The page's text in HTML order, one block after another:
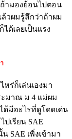
ถ้ามองย้อนไปตอน
วผมรู้สึกว่าถ้าผม
ด้เลยเป็นแรง
หร่ก็เล่นเองมา
ะมาณ ม 4 แม่ผม
ด้มีอะไรที่ดูโดดเด่น
ปเรียน SAE
SAE เพิ่งเข้ามา